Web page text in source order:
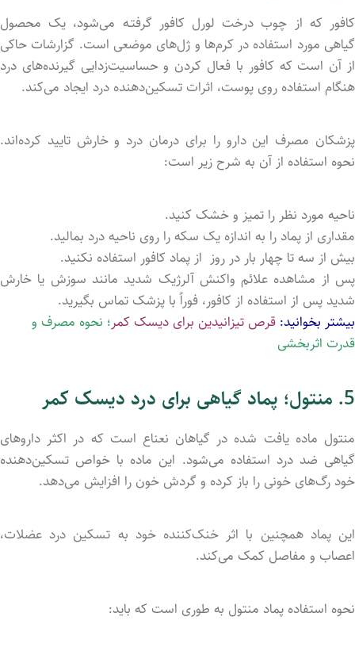
کافور که از چوب درخت لورل کافور گرفتـه می‌شود، یک محصول
گیاهی مورد استفاده در کرم‌ها و ژل‌های موضعی است. گزارشات حاکی
از آن است که کافور با فعال کرد‌ن و حساسیت‌زدایی گیرنده‌های درد
هنگام استفاده روی پوست، اثرات تسکین‌دهنده درد ایجاد می‌کند.
پزشکان مصرف این دارو را برای درمان درد و خارش تایید کرده‌اند.
نحوه استفاده از آن به شرح زیر است:
ناحیه مورد نظر را تمیز و خشک کنید.
مقداری از پماد را به اندازه یک سکه را روی ناحیه درد بمالید.
بیش از سه تا چهار بار در روز از پماد کافور استفاده نکنید.
پس از مشاهده علائم واکنش آلرژیک شدید مانند سوزش یا خارش
شدید پس از استفاده از کافور، فوراً با پزشک تماس بگیرید.
بیشتر بخوانید: قرص تیزانیدین برای دیسک کمر؛ نحوه مصرف و
قدرت اثربخشی
5. منتول؛ پماد گیاهی برای درد دیسک کمر
منتول ماده یافت شد‌ه در گیاهان نعناع است که در اکثر داروهای
گیاهی ضد درد استفاده می‌شود. این ماده با خواص تسکین‌دهنده
خود رگ‌های خونی را باز کرد‌ه و گردش خون را افزایش می‌دهد.
این پماد همچنین با اثر خنک‌کننده خود به تسکین درد عضلات،
اعصاب و مفاصل کمک می‌کند.
نحوه استفاده پماد منتول به طوری است که باید: